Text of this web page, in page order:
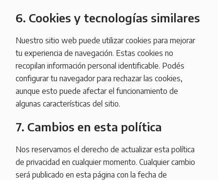
6. Cookies y tecnologías similares
Nuestro sitio web puede utilizar cookies para mejorar
tu experiencia de navegación. Estas cookies no
recopilan información personal identificable. Podés
configurar tu navegador para rechazar las cookies,
aunque esto puede afectar el funcionamiento de
algunas características del sitio.
7. Cambios en esta política
Nos reservamos el derecho de actualizar esta política
de privacidad en cualquier momento. Cualquier cambio
será publicado en esta página con la fecha de